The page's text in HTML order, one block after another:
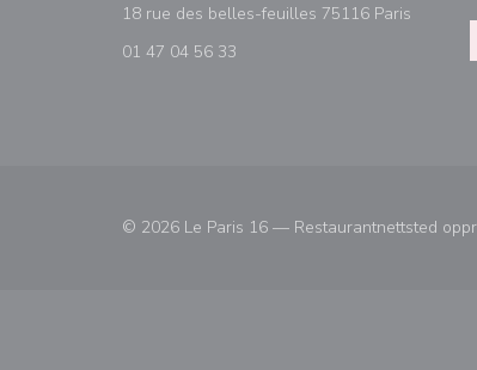
18 rue des belles-feuilles 75116 Paris
01 47 04 56 33
© 2026 Le Paris 16 — Restaurantnettsted